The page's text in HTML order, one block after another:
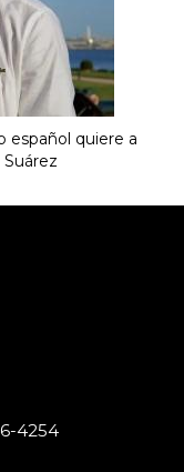
español quiere a
4254